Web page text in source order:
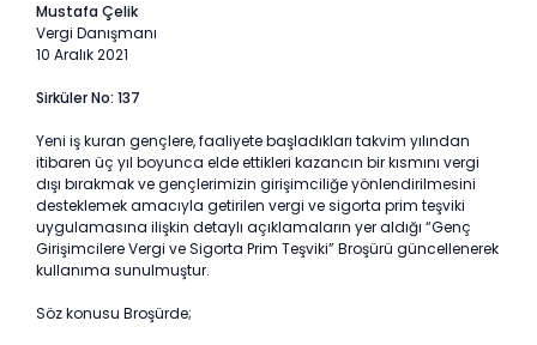
Mustafa Çelik
Vergi Danışmanı
10 Aralık 2021
Sirküler No: 137
Yeni iş kuran gençlere, faaliyete başladıkları takvim yılından
itibaren üç yıl boyunca elde ettikleri kazancın bir kısmını vergi
dışı bırakmak ve gençlerimizin girişimciliğe yönlendirilmesini
desteklemek amacıyla getirilen vergi ve sigorta prim teşviki
uygulamasına ilişkin detaylı açıklamaların yer aldığı “Genç
Girişimcilere Vergi ve Sigorta Prim Teşviki” Broşürü güncellenerek
kullanıma sunulmuştur.
Söz konusu Broşürde;